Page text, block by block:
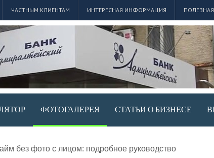
ЧАСТНЫМ КЛИЕНТАМ ИНТЕРЕСНАЯ ИНФОРМАЦИЯ
ФОТОГАЛЕРЕЯ СТАТЬИ О БИЗНЕСЕ
без фото с лицом: подробное руководство